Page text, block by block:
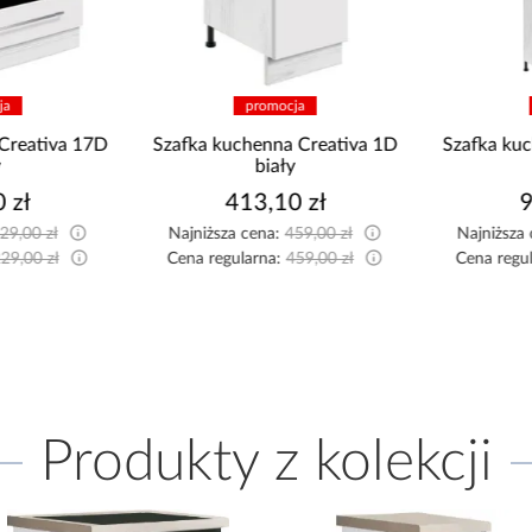
kuchenna Creativa 1D
Najniższa cena:
459,00 zł
Cena regularna:
459,00 zł
Szafka kuchenna Creativa
Najniższa cena:
1 099,00 zł
Cena regularna:
1 099,00 zł
Produkty z kolekcji